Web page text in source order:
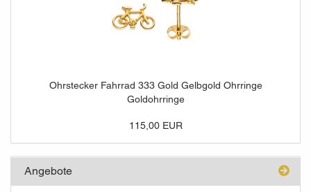
Ohrstecker Fahrrad 333 Gold Gelbgold Ohrringe
Goldohrringe
115,00 EUR
Angebote